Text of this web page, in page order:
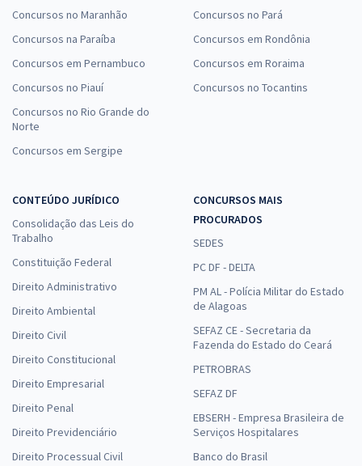
Concursos no Maranhão
Concursos na Paraíba
Concursos em Pernambuco
Concursos no Piauí
Concursos no Rio Grande do
Norte
Concursos em Sergipe
Concursos no Pará
Concursos em Rondônia
Concursos em Roraima
Concursos no Tocantins
CONTEÚDO JURÍDICO
Consolidação das Leis do
Trabalho
Constituição Federal
Direito Administrativo
Direito Ambiental
Direito Civil
Direito Constitucional
Direito Empresarial
Direito Penal
Direito Previdenciário
Direito Processual Civil
CONCURSOS MAIS
PROCURADOS
SEDES
PC DF - DELTA
PM AL - Polícia Militar do Estado
de Alagoas
SEFAZ CE - Secretaria da
Fazenda do Estado do Ceará
PETROBRAS
SEFAZ DF
EBSERH - Empresa Brasileira de
Serviços Hospitalares
Banco do Brasil